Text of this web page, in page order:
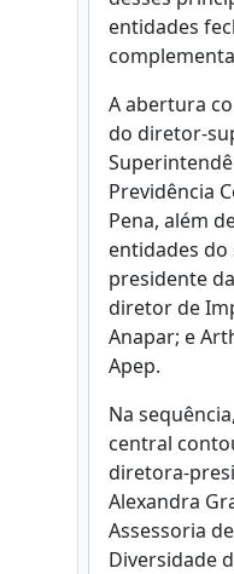
entidades
A abertura
do diretor-
Previdência
Pena, além
entidades do
presidente
diretor de
Anapar; e
Apep.
Na
central
diretora-
Alexandra
Assessoria
Diversidade